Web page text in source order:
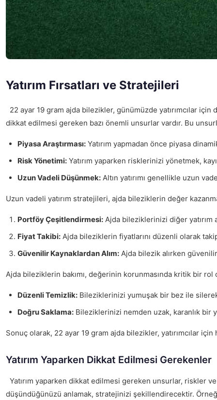
Yatırım Fırsatları ve Stratejileri
22 ayar 19 gram ajda bilezikler, günümüzde yatırımcılar
dikkat edilmesi gereken bazı önemli unsurlar vardır. Bu
Piyasa Araştırması: Yatırım yapmadan önce piyasa
Risk Yönetimi: Yatırım yaparken risklerinizi yönetmek,
Uzun Vadeli Düşünmek: Altın yatırımı genellikle uzun
Uzun vadeli yatırım stratejileri, ajda bileziklerin değer
Portföy Çeşitlendirmesi: Ajda bileziklerinizi diğer yatırım
Fiyat Takibi: Ajda bileziklerin fiyatlarını düzenli olarak
Güvenilir Kaynaklardan Alım: Ajda bilezik alırken
Ajda bileziklerin bakımı, değerinin korunmasında kritik bir
Düzenli Temizlik: Bileziklerinizi yumuşak bir bez ile
Doğru Saklama: Bileziklerinizi nemden uzak, karanlık bir
Sonuç olarak, 22 ayar 19 gram ajda bilezikler, yatırımcılar
Yatırım Yaparken Dikkat Edilmesi Gerekenler
Yatırım yaparken dikkat edilmesi gereken unsurlar, riskler
düşündüğünüzü anlamak, stratejinizi şekillendirecektir.